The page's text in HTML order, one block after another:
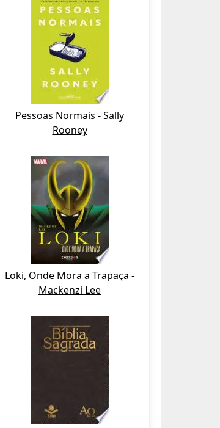
Pessoas Normais - Sally
Rooney
Loki, Onde Mora a Trapaça -
Mackenzi Lee